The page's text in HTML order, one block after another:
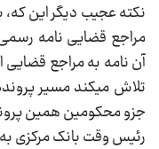
نکته عجیب دیگر این که،
مراجع قضایی نامه
آن نامه به مراجع
تلاش میکند مسیر
جزو محکومین همین